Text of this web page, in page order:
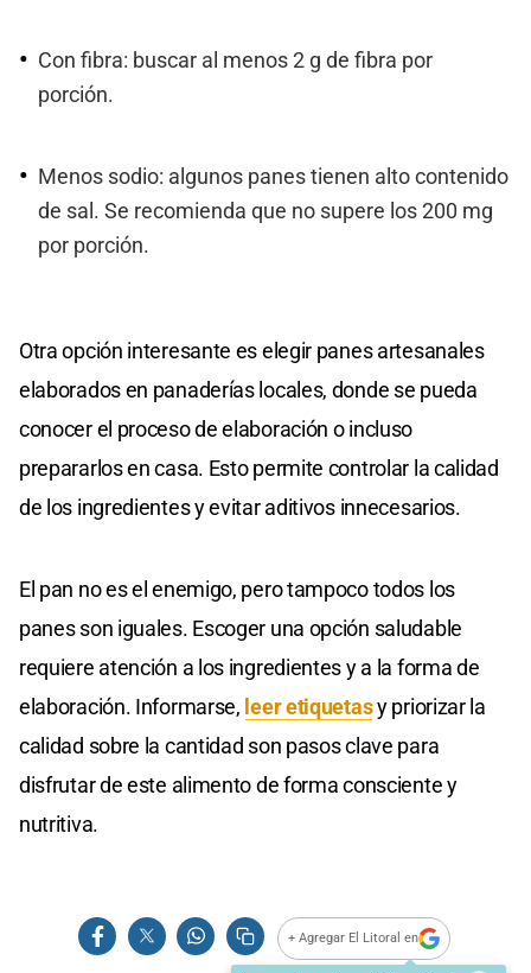
Con fibra: buscar al menos 2 g de fibra por
porción.
Menos sodio: algunos panes tienen alto contenido
de sal. Se recomienda que no supere los 200 mg
por porción.
Otra opción interesante es elegir panes artesanales
elaborados en panaderías locales, donde se pueda
conocer el proceso de elaboración o incluso
prepararlos en casa. Esto permite controlar la calidad
de los ingredientes y evitar aditivos innecesarios.
El pan no es el enemigo, pero tampoco todos los
panes son iguales. Escoger una opción saludable
requiere atención a los ingredientes y a la forma de
elaboración. Informarse, leer etiquetasy priorizar la
calidad sobre la cantidad son pasos clave para
disfrutar de este alimento de forma consciente y
nutritiva.
+ Agregar El Litoral en